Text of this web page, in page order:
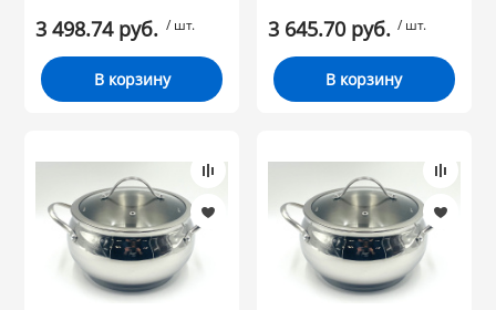
3 498.74 руб. / шт.
В корзину
3 645.70 руб. / шт.
В корзину